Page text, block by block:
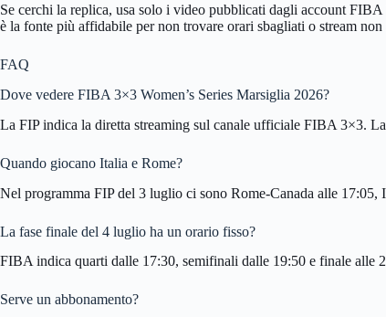
Se cerchi la replica, usa solo i video pubblicati dagli account
è la fonte più affidabile per non trovare orari sbagliati o stream non
FAQ
Dove vedere FIBA 3×3 Women’s Series Marsiglia 2026?
La FIP indica la diretta streaming sul canale ufficiale FIBA 3×3.
Quando giocano Italia e Rome?
Nel programma FIP del 3 luglio ci sono Rome-Canada alle
La fase finale del 4 luglio ha un orario fisso?
FIBA indica quarti dalle 17:30, semifinali dalle 19:50 e finale alle
Serve un abbonamento?